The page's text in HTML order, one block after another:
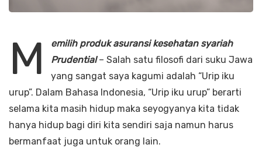
M
emilih produk asuransi kesehatan syariah
Prudential– Salah satu filosofi dari suku Jawa
yang sangat saya kagumi adalah “Urip iku
urup”. Dalam Bahasa Indonesia, “Urip iku urup” berarti
selama kita masih hidup maka seyogyanya kita tidak
hanya hidup bagi diri kita sendiri saja namun harus
bermanfaat juga untuk orang lain.